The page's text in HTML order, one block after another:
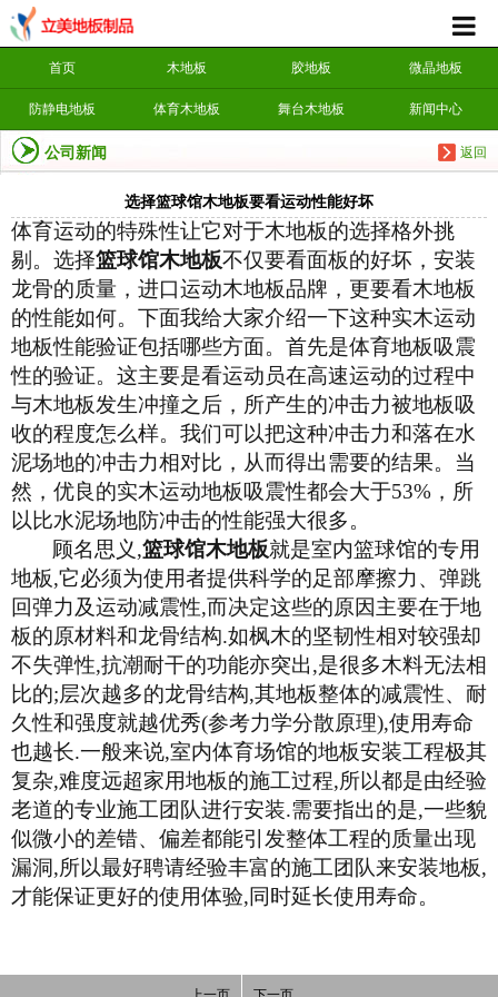
首页 木地板 胶地板 微晶地板
防静电地板 体育木地板 舞台木地板 新闻中心
返回
公司新闻
选择篮球馆木地板要看运动性能好坏
体育运动的特殊性让它对于木地板的选择格外挑
剔。选择篮球馆木地板不仅要看面板的好坏，安装
龙骨的质量，进口运动木地板品牌，更要看木地板
的性能如何。下面我给大家介绍一下这种实木运动
地板性能验证包括哪些方面。首先是体育地板吸震
性的验证。这主要是看运动员在高速运动的过程中
与木地板发生冲撞之后，所产生的冲击力被地板吸
收的程度怎么样。我们可以把这种冲击力和落在水
泥场地的冲击力相对比，从而得出需要的结果。当
然，优良的实木运动地板吸震性都会大于53% ，所
以比水泥场地防冲击的性能强大很多。
顾名思义,篮球馆木地板就是室内篮球馆的专用
地板,它必须为使用者提供科学的足部摩擦力、弹跳
回弹力及运动减震性,而决定这些的原因主要在于地
板的原材料和龙骨结构.如枫木的坚韧性相对较强却
不失弹性,抗潮耐干的功能亦突出,是很多木料无法相
比的;层次越多的龙骨结构,其地板整体的减震性、耐
久性和强度就越优秀(参考力学分散原理),使用寿命
也越长.一般来说,室内体育场馆的地板安装工程极其
复杂,难度远超家用地板的施工过程,所以都是由经验
老道的专业施工团队进行安装.需要指出的是,一些貌
似微小的差错、偏差都能引发整体工程的质量出现
漏洞,所以最好聘请经验丰富的施工团队来安装地板,
才能保证更好的使用体验,同时延长使用寿命。